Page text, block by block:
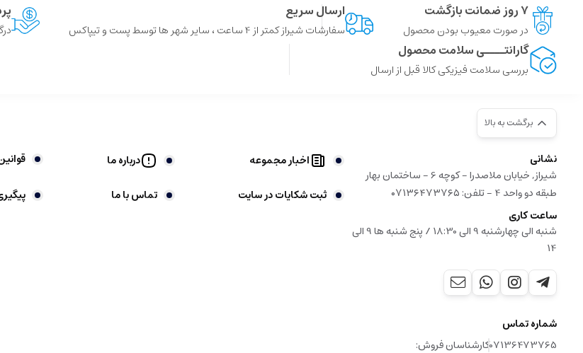
۷ روز ضمانت بازگشت
در صورت معیوب بودن محصول
ارسال سریع
سفارشات شیراز کمتر از 4 ساعت ، سایر شهر ها توسط پست و تیپاکس
گارانتــــی سلامت محصول
بررسی سلامت فیزیکی کالا قبل از ارسال
برگشت به بالا
نشانی
شیراز, خیابان ملاصدرا - کوچه 6 - ساختمان بهار
طبقه دو واحد 4 - تلفن: ۰۷۱۳۶۴۷۳۷۶۵
ساعت کاری
شنبه الی چهارشنبه 9 الی 18:30 / پنج شنبه ها 9 الی
14
شماره تماس
07136473765کارشناسان فروش:
اخبار مجموعه درباره ما
ثبت شکایات در سایت تماس با ما